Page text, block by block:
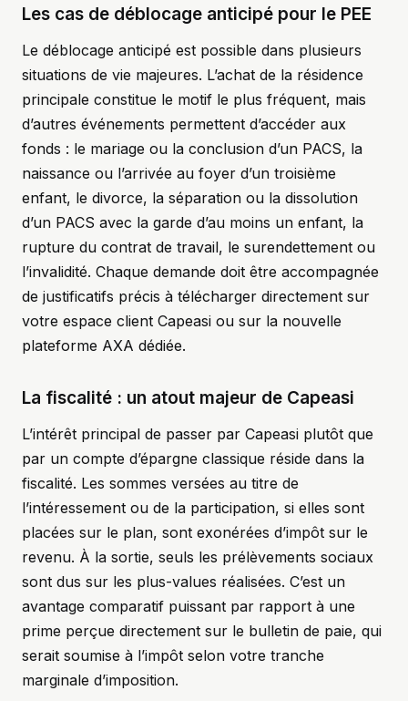
Les cas de déblocage anticipé pour le PEE
Le déblocage anticipé est possible dans plusieurs
situations de vie majeures. L’achat de la résidence
principale constitue le motif le plus fréquent, mais
d’autres événements permettent d’accéder aux
fonds : le mariage ou la conclusion d’un PACS, la
naissance ou l’arrivée au foyer d’un troisième
enfant, le divorce, la séparation ou la dissolution
d’un PACS avec la garde d’au moins un enfant, la
rupture du contrat de travail, le surendettement ou
l’invalidité. Chaque demande doit être accompagnée
de justificatifs précis à télécharger directement sur
votre espace client Capeasi ou sur la nouvelle
plateforme AXA dédiée.
La fiscalité : un atout majeur de Capeasi
L’intérêt principal de passer par Capeasi plutôt que
par un compte d’épargne classique réside dans la
fiscalité. Les sommes versées au titre de
l’intéressement ou de la participation, si elles sont
placées sur le plan, sont exonérées d’impôt sur le
revenu. À la sortie, seuls les prélèvements sociaux
sont dus sur les plus-values réalisées. C’est un
avantage comparatif puissant par rapport à une
prime perçue directement sur le bulletin de paie, qui
serait soumise à l’impôt selon votre tranche
marginale d’imposition.